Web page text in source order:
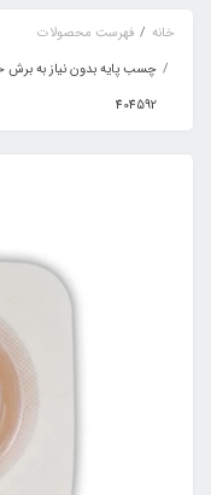
خانه
فهرست محصولات
404592